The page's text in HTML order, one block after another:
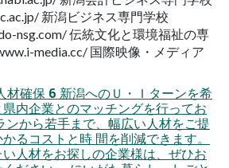
新潟ビジネス専門学校
nsg.com/ 伝統文化と環境福祉の専
media.cc/ 国際映像・メディア
材確保 6 新潟へのＵ・Ｉターンを希
内企業とのマッチングを行ってお
ンから若手まで、幅広い人材をご提
るコストと時 間を削減できます。
人材をお探しの企業様は、ぜひお